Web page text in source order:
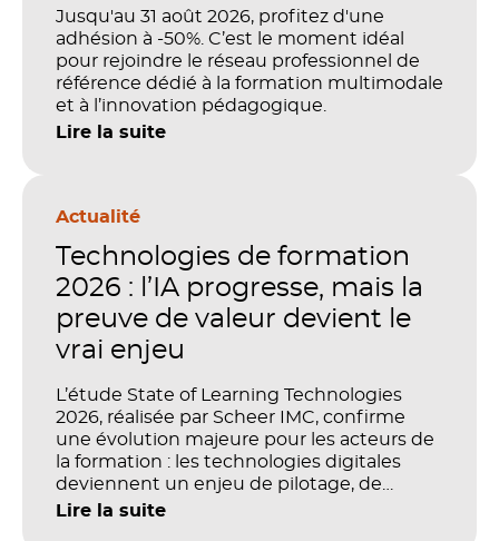
Jusqu'au 31 août 2026, profitez d'une
adhésion à -50%. C’est le moment idéal
pour rejoindre le réseau professionnel de
référence dédié à la formation multimodale
et à l’innovation pédagogique.
Lire la suite
Actualité
Technologies de formation
2026 : l’IA progresse, mais la
preuve de valeur devient le
vrai enjeu
L’étude State of Learning Technologies
2026, réalisée par Scheer IMC, confirme
une évolution majeure pour les acteurs de
la formation : les technologies digitales
deviennent un enjeu de pilotage, de
performance et de preuve de valeur. IA,
Lire la suite